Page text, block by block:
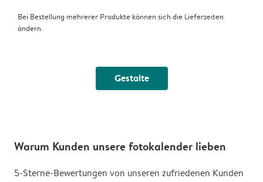
Bei Bestellung mehrerer Produkte können sich die Lieferzeiten
ändern.
Gestalte
Warum Kunden unsere fotokalender lieben
5-Sterne-Bewertungen von unseren zufriedenen Kunden